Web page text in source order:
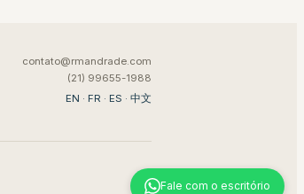
contato@rmandrade.com
(21) 99655-1988
EN · FR · ES · 中文
Fale com o escritório